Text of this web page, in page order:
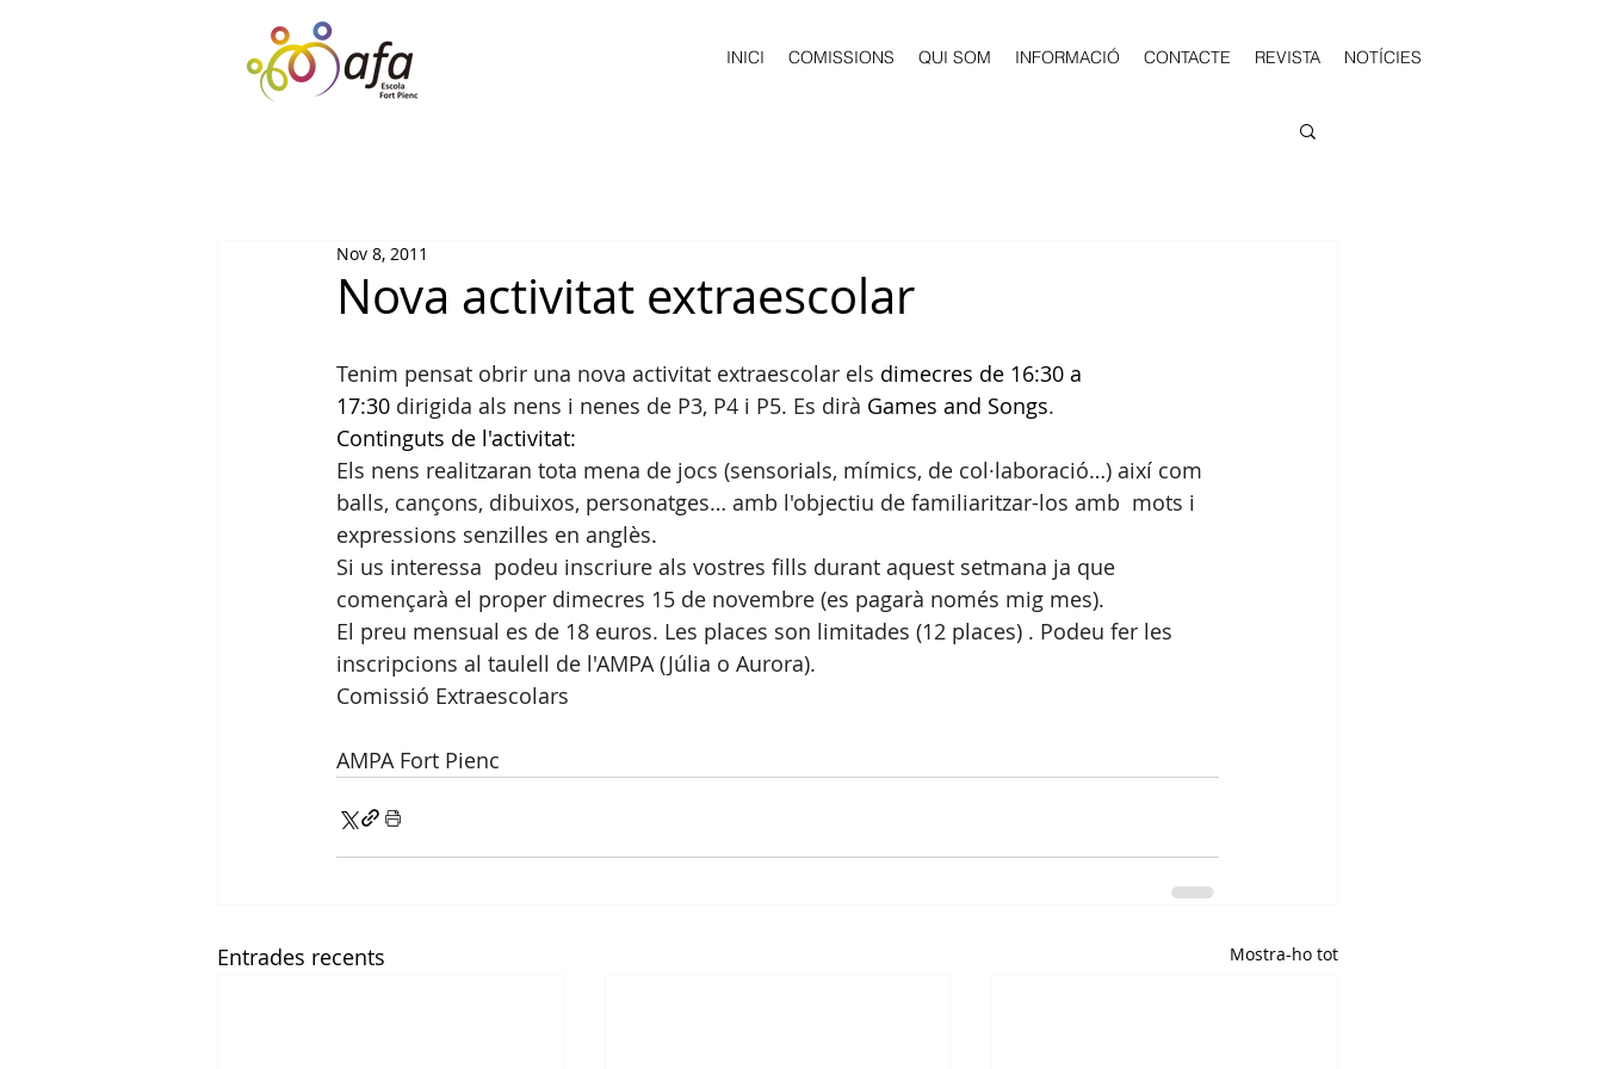
INICI COMISSIONS QUI SOM INFORMACIÓ CONTACTE REVISTA NOTÍCIES
Nova activitat extraescolar
Nov 8, 2011
Tenim pensat obrir una nova activitat extraescolar els dimecres de 16:30 a
17:30 dirigida als nens i nenes de P3, P4 i P5. Es dirà Games and Songs.
Continguts de l'activitat:
Els nens realitzaran tota mena de jocs (sensorials, mímics, de col·laboració…) així com
balls, cançons, dibuixos, personatges… amb l'objectiu de familiaritzar-los amb  mots i
expressions senzilles en anglès.
Si us interessa  podeu inscriure als vostres fills durant aquest setmana ja que
començarà el proper dimecres 15 de novembre (es pagarà només mig mes).
El preu mensual es de 18 euros. Les places son limitades (12 places) . Podeu fer les
inscripcions al taulell de l'AMPA (Júlia o Aurora).
Comissió Extraescolars
AMPA Fort Pienc
Entrades recents Mostra-ho tot